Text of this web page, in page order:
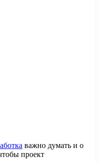
важно думать и о
проект